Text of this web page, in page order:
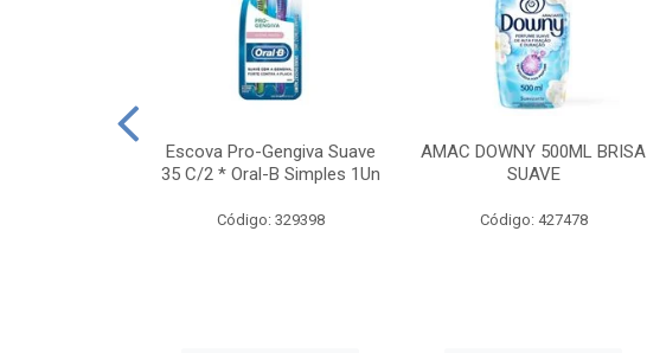
Escova Pro-Gengiva Suave
35 C/2 * Oral-B Simples 1Un
Código: 329398
AMAC DOWNY 500ML BRISA
SUAVE
Código: 427478